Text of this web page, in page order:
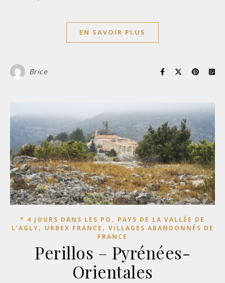
EN SAVOIR PLUS
Brice
* 4 JOURS DANS LES PO , PAYS DE LA VALLÉE DE
L’AGLY, URBEX FRANCE , VILLAGES ABANDONNÉS DE
FRANCE
Perillos – Pyrénées-
Orientales